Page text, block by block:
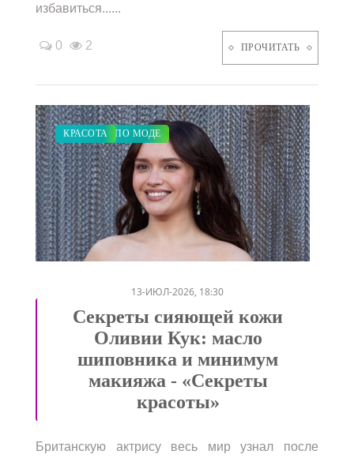
избавиться......
0 2 ПРОЧИТАТЬ
СВАДЬБА
/
ЗАКУПКИ ПО МОДЕ
/
КРАСОТА
13-ИЮЛ-2026, 18:30
Секреты сияющей кожи
Оливии Кук: масло
шиповника и минимум
макияжа - «Секреты
красоты»
Британскую актрису весь мир узнал после